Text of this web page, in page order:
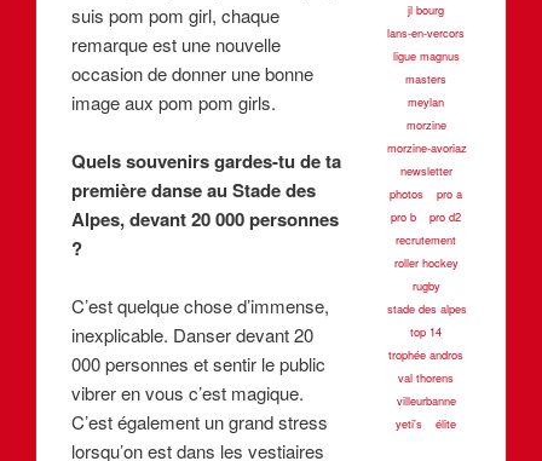
suis pom pom girl, chaque
remarque est une nouvelle
occasion de donner une bonne
image aux pom pom girls.
Quels souvenirs gardes-tu de ta
première danse au Stade des
Alpes, devant 20 000 personnes
?
C’est quelque chose d’immense,
inexplicable. Danser devant 20
000 personnes et sentir le public
vibrer en vous c’est magique.
C’est également un grand stress
lorsqu’on est dans les vestiaires
jl bourg
lans-en-vercors
ligue magnus
masters
meylan
morzine
morzine-avoriaz
newsletter
photos
pro a
pro b
pro d2
recrutement
roller hockey
rugby
stade des alpes
top 14
trophée andros
val thorens
villeurbanne
yeti's
élite